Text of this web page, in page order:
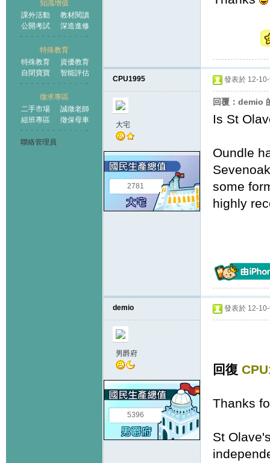
知識增值
課外活動
教材閱讀
公開考試
深造進修
特殊教育
特殊教育
資優教育
自閉寶寶
智能評估
徵求專區
二手市場
誠徵老師
組班專區
徵保母車
聯絡管理員
CPU1995
大宅
2781
發表於 12-
回覆：demio
Is St
Oundle
some
highly
demio
男爵府
5396
發表於 12-
回復
Thanks
St